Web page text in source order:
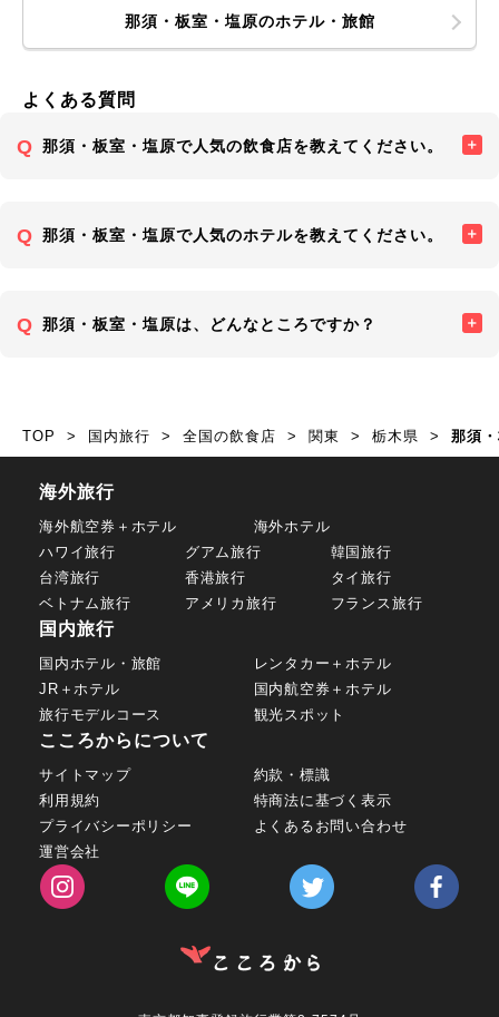
那須・板室・塩原のホテル・旅館
よくある質問
那須・板室・塩原で人気の飲食店を教えてください。
那須・板室・塩原で人気のホテルを教えてください。
那須・板室・塩原は、どんなところですか？
TOP 国内旅行 全国の飲食店 関東 栃木県 那須
海外旅行
海外航空券＋ホテル
海外ホテル
ハワイ旅行
グアム旅行
韓国旅行
台湾旅行
香港旅行
タイ旅行
ベトナム旅行
アメリカ旅行 フランス旅行
国内旅行
国内ホテル・旅館
レンタカー＋ホテル
JR＋ホテル
国内航空券＋ホテル
旅行モデルコース
観光スポット
こころからについて
サイトマップ
約款・標識
利用規約
特商法に基づく表示
プライバシーポリシー
よくあるお問い合わせ
運営会社